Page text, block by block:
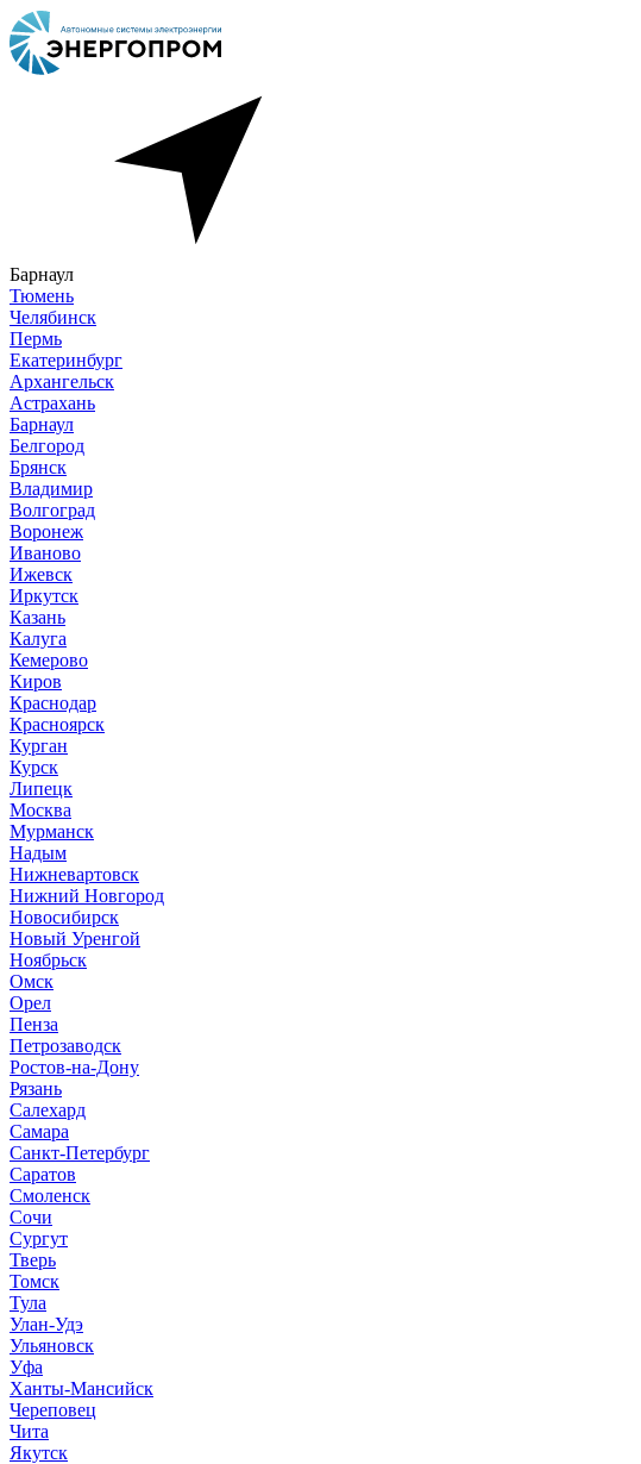
Барнаул
Тюмень
Челябинск
Пермь
Екатеринбург
Архангельск
Астрахань
Барнаул
Белгород
Брянск
Владимир
Волгоград
Воронеж
Иваново
Ижевск
Иркутск
Казань
Калуга
Кемерово
Киров
Краснодар
Красноярск
Курган
Курск
Липецк
Москва
Мурманск
Надым
Нижневартовск
Нижний Новгород
Новосибирск
Новый Уренгой
Ноябрьск
Омск
Орел
Пенза
Петрозаводск
Ростов-на-Дону
Рязань
Салехард
Самара
Санкт-Петербург
Саратов
Смоленск
Сочи
Сургут
Тверь
Томск
Тула
Улан-Удэ
Ульяновск
Уфа
Ханты-Мансийск
Череповец
Чита
Якутск